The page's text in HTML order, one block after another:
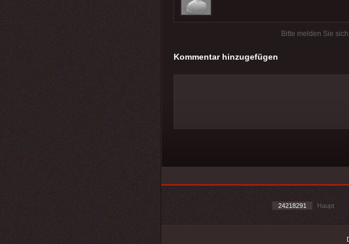
Bitte melden Sie
Kommentar hinzugefügen
24218291 Haupt